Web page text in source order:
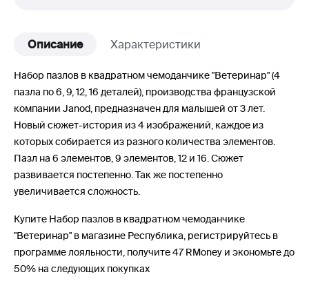
Описание Характеристики
Набор пазлов в квадратном чемоданчике "Ветеринар" (4
пазла по 6, 9, 12, 16 деталей), производства французской
компании Janod, предназначен для малышей от 3 лет.
Новый сюжет-история из 4 изображений, каждое из
которых собирается из разного количества элементов.
Пазл на 6 элементов, 9 элементов, 12 и 16. Сюжет
развивается постепенно. Так же постепенно
увеличивается сложность.
Купите Набор пазлов в квадратном чемоданчике
"Ветеринар" в магазине Республика, регистрируйтесь в
программе лояльности, получите 47 RMoney и экономьте до
50% на следующих покупках